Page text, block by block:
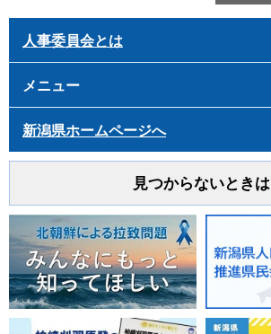
人事委員会とは
メニュー
新潟県ホームページへ
見つからないときは